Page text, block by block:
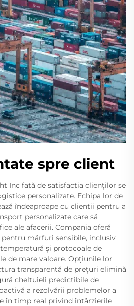
spre client
Inc față de satisfacția clienților se
personalizate. Echipa lor de
îndeaproape cu clienții pentru a
personalizate care să
ale afacerii. Compania oferă
mărfuri sensibile, inclusiv
și protocoale de
de mare valoare. Opțiunile lor
transparentă de prețuri elimină
cheltuieli predictibile de
a rezolvării problemelor a
în timp real privind întârzierile